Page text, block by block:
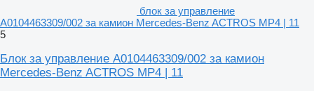
блок за управление
A0104463309/002 за камион Mercedes-Benz ACTROS MP4 | 11
5
Блок за управление A0104463309/002 за камион
Mercedes-Benz ACTROS MP4 | 11